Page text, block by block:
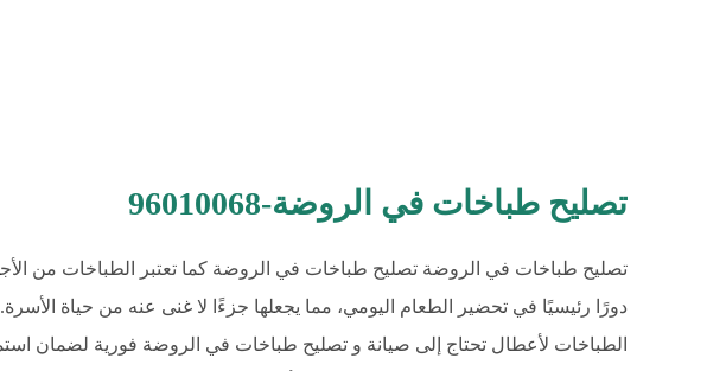
تصليح طباخات في الروضة-96010068
تصليح طباخات في الروضة تصليح طباخات في الروضة كما تعتبر الطباخات من
دورًا رئيسيًا في تحضير الطعام اليومي، مما يجعلها جزءًا لا غنى عنه من حياة
الطباخات لأعطال تحتاج إلى صيانة و تصليح طباخات في الروضة فورية لضمان